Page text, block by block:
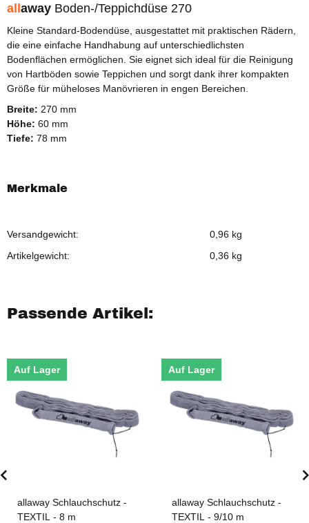
allaway Boden-/Teppichdüse 270
Kleine Standard-Bodendüse, ausgestattet mit praktischen Rädern,
die eine einfache Handhabung auf unterschiedlichsten
Bodenflächen ermöglichen. Sie eignet sich ideal für die Reinigung
von Hartböden sowie Teppichen und sorgt dank ihrer kompakten
Größe für müheloses Manövrieren in engen Bereichen.
Breite: 270 mm
Höhe: 60 mm
Tiefe: 78 mm
Merkmale
Versandgewicht:
0,96 kg
Artikelgewicht:
0,36 kg
Passende Artikel:
Auf Lager
allaway Schlauchschutz -
TEXTIL - 8 m
Auf Lager
allaway Schlauchschutz -
TEXTIL - 9/10 m